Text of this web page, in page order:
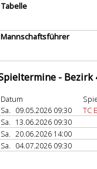
Tabelle
Mannschaftsführer
- Bezirk
Datum
Sa. 09.05.2026 09:30
TC
Sa. 13.06.2026 09:30
Sa. 20.06.2026 14:00
Sa. 04.07.2026 09:30